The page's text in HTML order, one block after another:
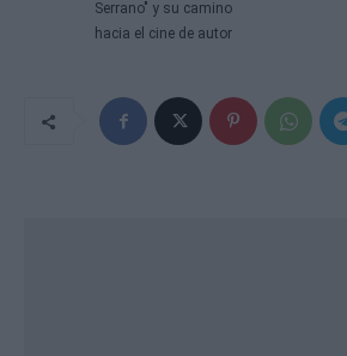
Serrano" y su camino
hacia el cine de autor